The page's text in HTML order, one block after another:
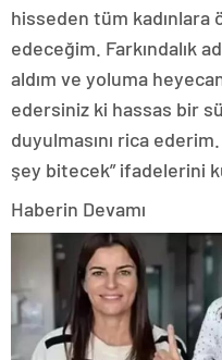
hisseden tüm kadınlara
edeceğim. Farkındalık
aldım ve yoluma
edersiniz ki hassas bir
duyulmasını rica
şey bitecek” ifadelerini
Haberin Devamı